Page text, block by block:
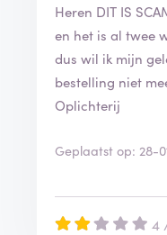
Heren DIT IS
en het is al twee
dus wil ik mijn
bestelling niet
Oplichterij
Geplaatst op: 28-
4